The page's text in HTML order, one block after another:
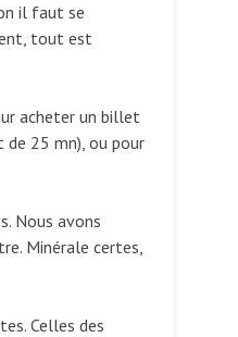
il faut se
tout est
acheter un billet
25 mn), ou pour
Nous avons
Minérale certes,
Celles des